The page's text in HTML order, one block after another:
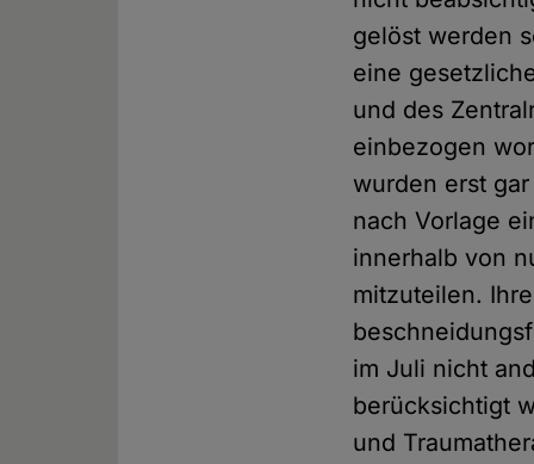
gelöst werden
eine
und des
einbezogen
wurden erst
nach Vorlage
inner­halb von
mitzuteilen.
im Juli nicht
berück­sichtigt
und